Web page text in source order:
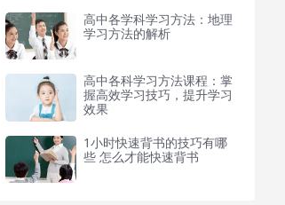
高中各学科学习方法：地理
学习方法的解析
高中各科学习方法课程：掌
握高效学习技巧，提升学习
效果
1小时快速背书的技巧有哪
些 怎么才能快速背书